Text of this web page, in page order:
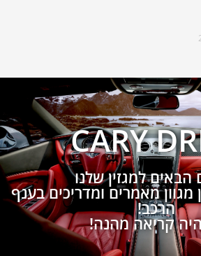
CARY
הבאים למגזין שלנו
מגוון מאמרים ומדריכים בענף
הרכב!
קריאה מהנה!